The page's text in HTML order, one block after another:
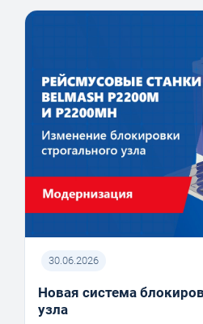
30.06.2026
Новая система
узла